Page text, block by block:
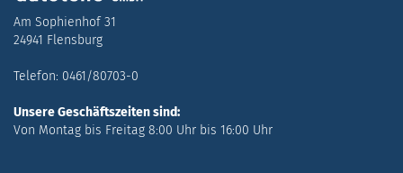
Am Sophienhof 31
24941 Flensburg
Telefon: 0461/80703-0
Unsere Geschäftszeiten sind:
Von Montag bis Freitag 8:00 Uhr bis 16:00 Uhr